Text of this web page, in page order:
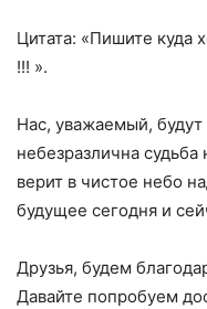
Цитата: «Пишите куда
!!! ».
Нас, уважаемый,
небезразлична
верит в чистое небо
будущее сегодня и
Друзья, будем
Давайте попробуем